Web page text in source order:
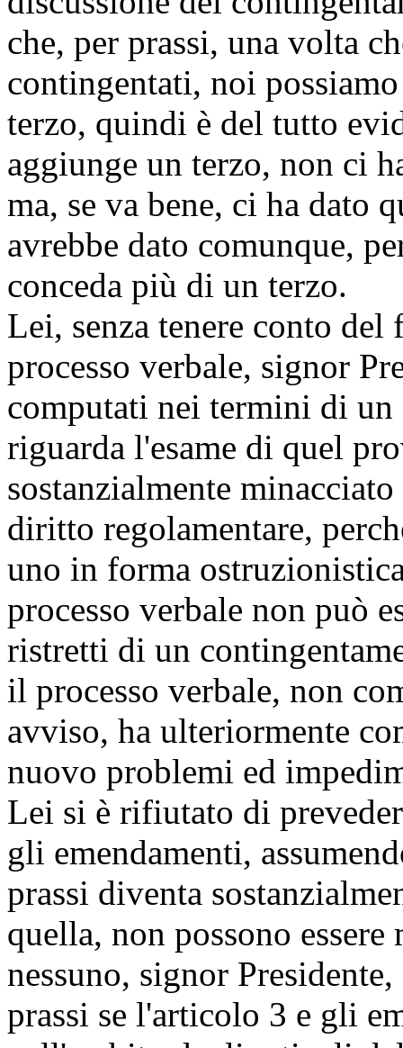
che, per prassi, una volta
contingentati, noi
terzo, quindi è del tutto
aggiunge un terzo, non ci
ma, se va bene, ci ha dato
avrebbe dato comunque,
conceda più di un terzo.
Lei, senza tenere conto
processo verbale, signor
computati nei termini di un
riguarda l'esame di quel
sostanzialmente
diritto regolamentare,
uno in forma
processo verbale non può
ristretti di un
il processo verbale, non
avviso, ha ulteriormente
nuovo problemi ed
Lei si è rifiutato di
gli emendamenti,
prassi diventa
quella, non possono
nessuno, signor
prassi se l'articolo 3 e gli